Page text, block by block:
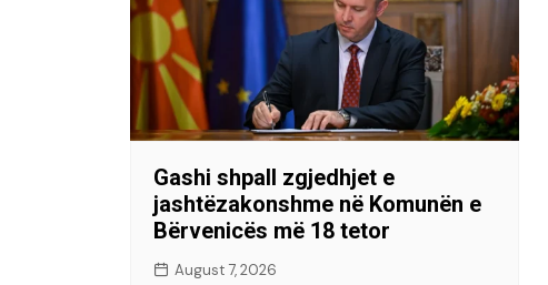
Gashi shpall zgjedhjet e
jashtëzakonshme në Komunën e
Bërvenicës më 18 tetor
August 7, 2026